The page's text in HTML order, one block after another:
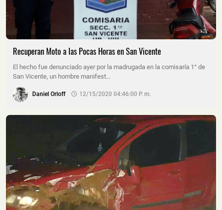
Recuperan Moto a las Pocas Horas en San Vicente
El hecho fue denunciado ayer por la madrugada en la comisaría 1° de
San Vicente, un hombre manifest…
Daniel Orloff 12/15/2020 04:46:00 P. M.